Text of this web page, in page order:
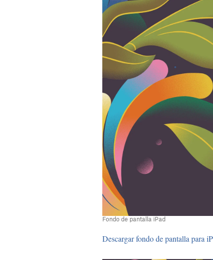
Fondo de pantalla iPad
Descargar fondo de pantalla para